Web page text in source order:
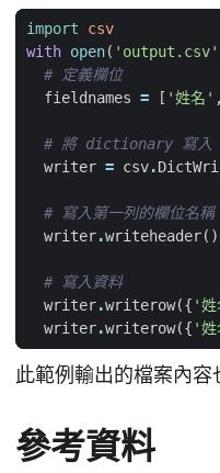
import
csv
with open( 'output.csv'
# 定義欄位
fieldnames = [ '姓名' ,
# 將 dictionary 寫入
writer = csv.
# 寫入第一列的欄位名稱
writer.writeheader()
# 寫入資料
writer.writerow({ '姓
writer.writerow({ '姓
此範例輸出的檔案內容
參考資料